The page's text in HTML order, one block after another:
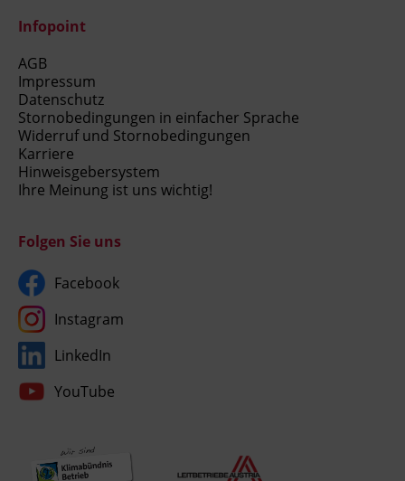
Infopoint
AGB
Impressum
Datenschutz
Stornobedingungen in einfacher Sprache
Widerruf und Stornobedingungen
Karriere
Hinweisgebersystem
Ihre Meinung ist uns wichtig!
Folgen Sie uns
Facebook
Instagram
LinkedIn
YouTube